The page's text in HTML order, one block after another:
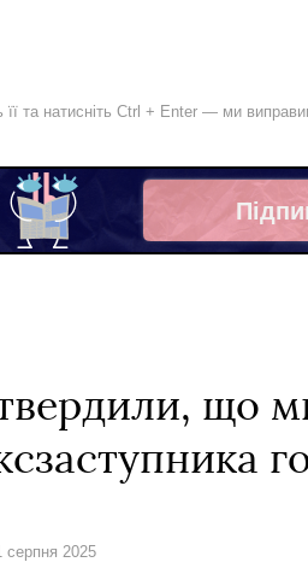
та натисніть Ctrl + Enter — ми
що
серпня 2025